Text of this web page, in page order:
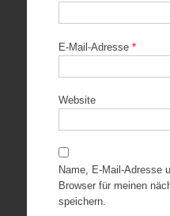
E-Mail-Adresse *
Website
Name, E-Mail-Adresse
Browser für meinen
speichern.